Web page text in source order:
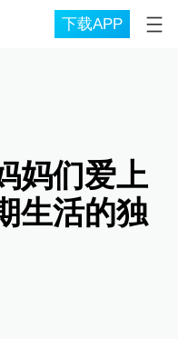
下载APP
妈们爱上
生活的独